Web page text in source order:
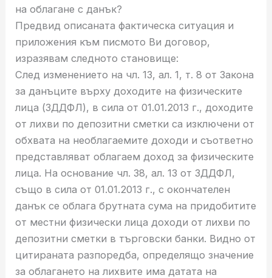
на облагане с данък?
Предвид описаната фактическа ситуация и
приложения към писмото Ви договор,
изразявам следното становище:
След изменението на чл. 13, ал. 1, т. 8 от Закона
за данъците върху доходите на физическите
лица (ЗДДФЛ), в сила от 01.01.2013 г., доходите
от лихви по депозитни сметки са изключени от
обхвата на необлагаемите доходи и съответно
представляват облагаем доход за физическите
лица. На основание чл. 38, ал. 13 от ЗДДФЛ,
също в сила от 01.01.2013 г., с окончателен
данък се облага брутната сума на придобитите
от местни физически лица доходи от лихви по
депозитни сметки в търговски банки. Видно от
цитираната разпоредба, определящо значение
за облагането на лихвите има датата на